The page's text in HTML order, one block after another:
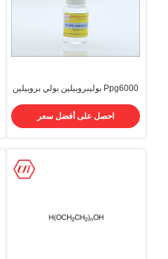
Ppg6000 بوليبروبيلين بولي بروبيلين
احصل على أفضل سعر